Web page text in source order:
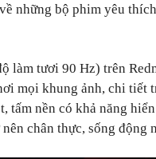
những bộ phim yêu
làm tươi 90 Hz) trên
mọi khung ảnh, chi tiết
tấm nền có khả năng
chân thực, sống động